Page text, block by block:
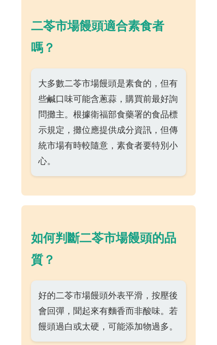
二苓市場饅頭適合素食者
嗎？
大多數二苓市場饅頭是素食的，但有
些鹹口味可能含蔥蒜，購買前最好詢
問攤主。根據衛福部食藥署的食品標
示規定，攤位應提供成分資訊，但傳
統市場有時較隨意，素食者要特別小
心。
如何判斷二苓市場饅頭的品
質？
好的二苓市場饅頭外表平滑，按壓後
會回彈，聞起來有麵香而非酸味。若
饅頭過白或太硬，可能添加物過多。